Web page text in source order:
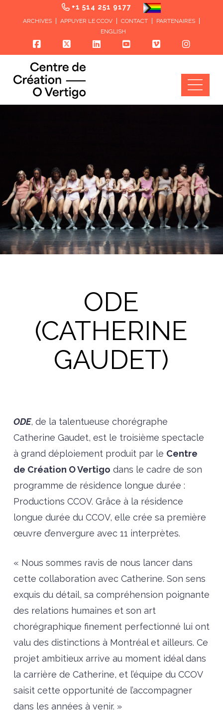
+1 514 251 9177
ARCHIVES APPUYER LE CCOV CONTACT
PARTENAIRES
ENGLISH
ODE
(CATHERINE
GAUDET)
ODE, de la talentueuse chorégraphe
Catherine Gaudet, est le troisième spectacle
à grand déploiement produit par le Centre
de Création O Vertigo dans le cadre de son
programme de résidence longue durée :
Productions CCOV. Grâce à la résidence
longue durée du CCOV, elle crée sa première
œuvre d’envergure avec 11 interprètes.
« Nous sommes ravis de nous lancer dans
cette collaboration avec Catherine. Son sens
exquis du détail, sa compréhension poignante
des relations humaines et son art
chorégraphique finement perfectionné lui ont
valu des distinctions à Montréal et ailleurs. Ce
projet ambitieux arrive au moment idéal dans
la carrière de Catherine, et l’équipe du CCOV
saisit cette opportunité de l’accompagner
dans les années à venir. »